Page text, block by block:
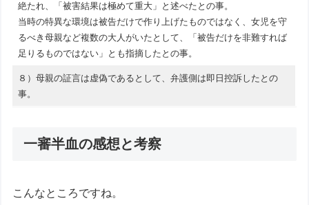
絶たれ、「被害結果は極めて重大」と述べたとの事。
当時の特異な環境は被告だけで作り上げたものではなく、女児を守
るべき母親など複数の大人がいたとして、「被告だけを非難すれば
足りるものではない」とも指摘したとの事。
８）母親の証言は虚偽であるとして、弁護側は即日控訴したとの
事。
一審半血の感想と考察
こんなところですね。